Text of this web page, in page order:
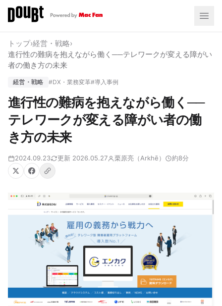
トップ›経営・戦略›
進行性の難病を抱えながら働く──テレワークが変える障がい
者の働き方の未来
経営・戦略 #DX・業務変革#導入事例
進行性の難病を抱えながら働く──
テレワークが変える障がい者の働
き方の未来
2024.09.23 更新 2026.05.27 栗原亮（Arkhē） 約8分